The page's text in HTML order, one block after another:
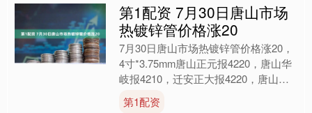
第1配资 7月30日唐山市场
热镀锌管价格涨20
7月30日唐山市场热镀锌管价格涨20，
4寸*3.75mm唐山正元报4220，唐山华
岐报4210，迁安正大报4220，唐山源
泰德润4130，过磅含税。（元/吨）....
第1配资